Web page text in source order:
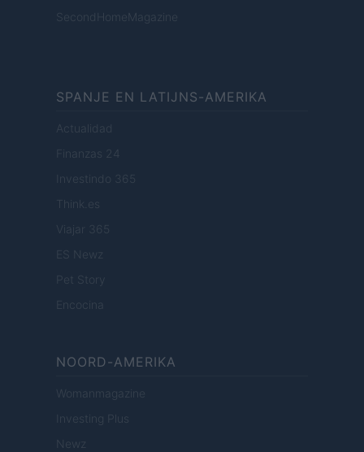
SecondHomeMagazine
SPANJE EN LATIJNS-AMERIKA
Actualidad
Finanzas 24
Investindo 365
Think.es
Viajar 365
ES Newz
Pet Story
Encocina
NOORD-AMERIKA
Womanmagazine
Investing Plus
Newz